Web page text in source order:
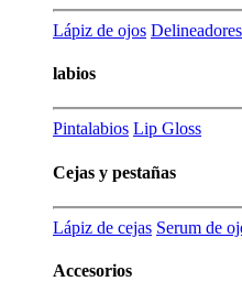
Lápiz de ojos Delineadores
labios
Pintalabios Lip Gloss
Cejas y pestañas
Lápiz de cejas Serum de
Accesorios